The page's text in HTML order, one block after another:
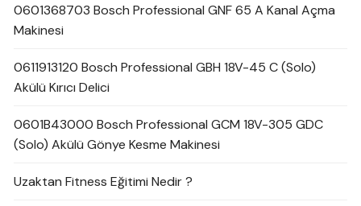
0601368703 Bosch Professional GNF 65 A Kanal Açma
Makinesi
0611913120 Bosch Professional GBH 18V-45 C (Solo)
Akülü Kırıcı Delici
0601B43000 Bosch Professional GCM 18V-305 GDC
(Solo) Akülü Gönye Kesme Makinesi
Uzaktan Fitness Eğitimi Nedir ?